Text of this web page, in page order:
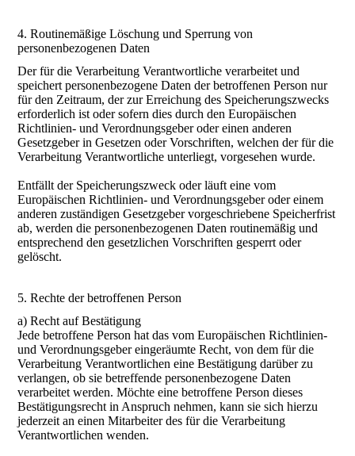
4. Routinemäßige Löschung und Sperrung von
personenbezogenen Daten
Der für die Verarbeitung Verantwortliche verarbeitet und
speichert personenbezogene Daten der betroffenen Person nur
für den Zeitraum, der zur Erreichung des Speicherungszwecks
erforderlich ist oder sofern dies durch den Europäischen
Richtlinien- und Verordnungsgeber oder einen anderen
Gesetzgeber in Gesetzen oder Vorschriften, welchen der für die
Verarbeitung Verantwortliche unterliegt, vorgesehen wurde.
Entfällt der Speicherungszweck oder läuft eine vom
Europäischen Richtlinien- und Verordnungsgeber oder einem
anderen zuständigen Gesetzgeber vorgeschriebene Speicherfrist
ab, werden die personenbezogenen Daten routinemäßig und
entsprechend den gesetzlichen Vorschriften gesperrt oder
gelöscht.
5. Rechte der betroffenen Person
a) Recht auf Bestätigung
Jede betroffene Person hat das vom Europäischen Richtlinien-
und Verordnungsgeber eingeräumte Recht, von dem für die
Verarbeitung Verantwortlichen eine Bestätigung darüber zu
verlangen, ob sie betreffende personenbezogene Daten
verarbeitet werden. Möchte eine betroffene Person dieses
Bestätigungsrecht in Anspruch nehmen, kann sie sich hierzu
jederzeit an einen Mitarbeiter des für die Verarbeitung
Verantwortlichen wenden.